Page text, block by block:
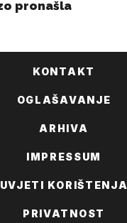
KONTAKT
OGLAŠAVANJE
ARHIVA
IMPRESSUM
UVJETI KORIŠTENJA
PRIVATNOST